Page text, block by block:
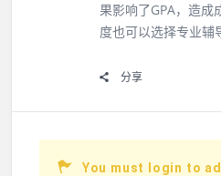
果影响了GPA，造
度也可以选择专业辅
分享
You must login to